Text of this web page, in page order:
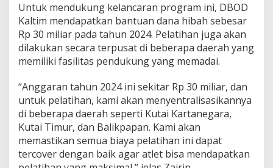
Untuk mendukung kelancaran program ini, DBOD
Kaltim mendapatkan bantuan dana hibah sebesar
Rp 30 miliar pada tahun 2024. Pelatihan juga akan
dilakukan secara terpusat di beberapa daerah yang
memiliki fasilitas pendukung yang memadai.
“Anggaran tahun 2024 ini sekitar Rp 30 miliar, dan
untuk pelatihan, kami akan menyentralisasikannya
di beberapa daerah seperti Kutai Kartanegara,
Kutai Timur, dan Balikpapan. Kami akan
memastikan semua biaya pelatihan ini dapat
tercover dengan baik agar atlet bisa mendapatkan